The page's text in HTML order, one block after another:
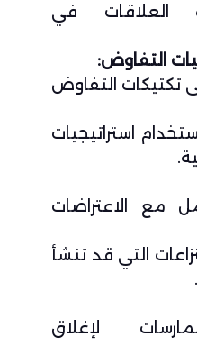
العلاقات في
التفاوض:
تكتيكات التفاوض
استراتيجيات
مع الاعتراضات
التي قد تنشأ
لإغلاق